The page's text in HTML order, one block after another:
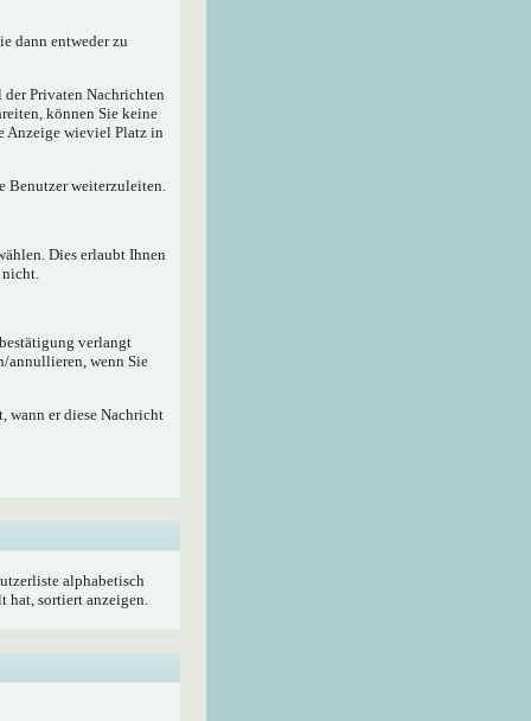
dann entweder zu
Privaten Nachrichten
können Sie keine
Anzeige wieviel Platz in
Benutzer weiterzuleiten.
Dies erlaubt Ihnen
nicht.
verlangt
annullieren, wenn Sie
wann er diese Nachricht
alphabetisch
hat, sortiert anzeigen.